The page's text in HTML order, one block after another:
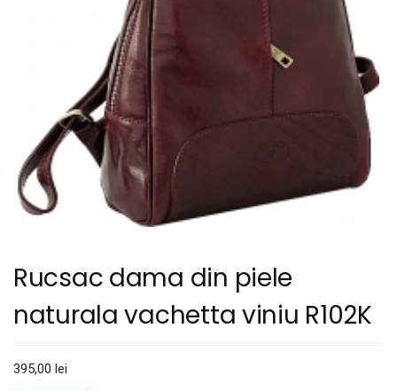
Rucsac dama din piele
naturala vachetta viniu R102K
395,00 lei